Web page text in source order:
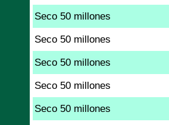
Seco 50 millones
Seco 50 millones
Seco 50 millones
Seco 50 millones
Seco 50 millones